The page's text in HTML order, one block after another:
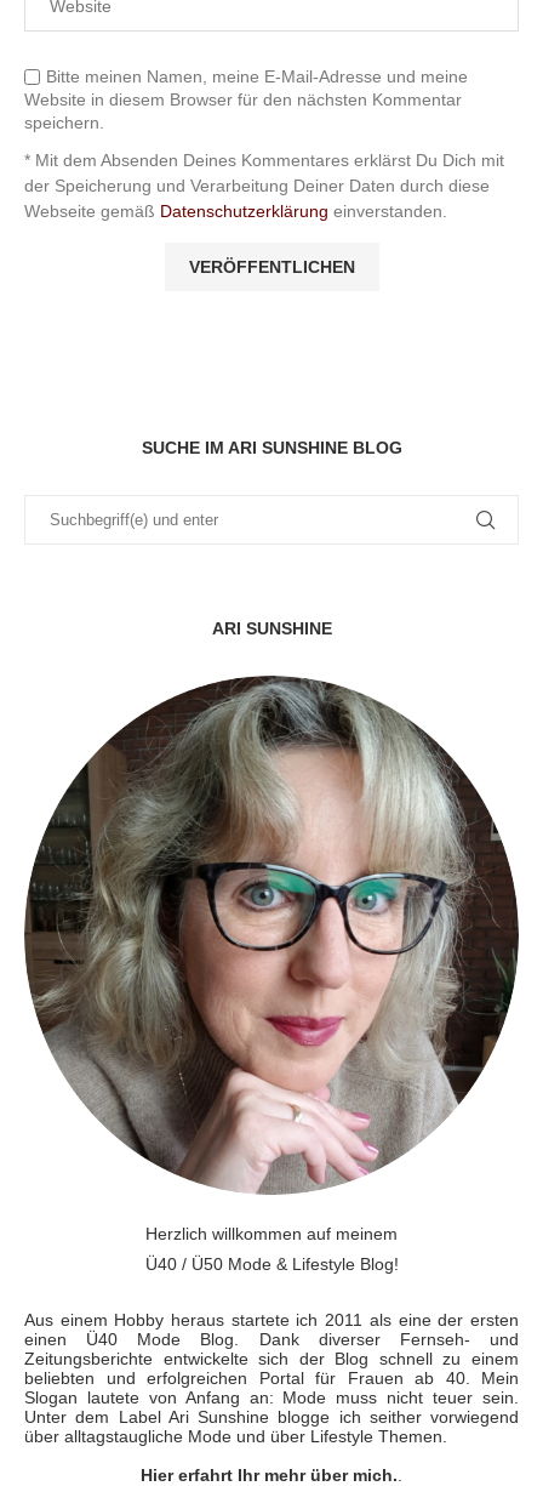
Bitte meinen Namen, meine E-Mail-Adresse und meine
Website in diesem Browser für den nächsten Kommentar
speichern.
* Mit dem Absenden Deines Kommentares erklärst Du Dich mit
der Speicherung und Verarbeitung Deiner Daten durch diese
Webseite gemäß Datenschutzerklärung einverstanden.
SUCHE IM ARI SUNSHINE BLOG
ARI SUNSHINE
Herzlich willkommen auf meinem
Ü40 / Ü50 Mode & Lifestyle Blog!
Aus einem Hobby heraus startete ich 2011 als eine der ersten
einen Ü40 Mode Blog. Dank diverser Fernseh- und
Zeitungsberichte entwickelte sich der Blog schnell zu einem
beliebten und erfolgreichen Portal für Frauen ab 40. Mein
Slogan lautete von Anfang an: Mode muss nicht teuer sein.
Unter dem Label Ari Sunshine blogge ich seither vorwiegend
über alltagstaugliche Mode und über Lifestyle Themen.
Hier erfahrt Ihr mehr über mich.